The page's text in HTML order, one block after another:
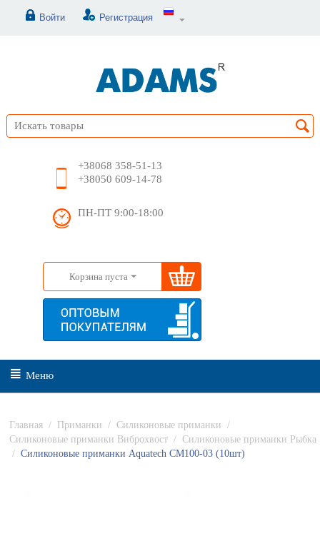
Войти Регистрация
+38068 358-51-13
+38050 609-14-78
ПН-ПТ 9:00-18:00
Корзина пуста
Меню
Главная / Приманки / Силиконовые приманки
/
Силиконовые приманки Виброхвост / Силиконовые приманки Рыбка
/ Силиконовые приманки Aquatech СМ100-03 (10шт)